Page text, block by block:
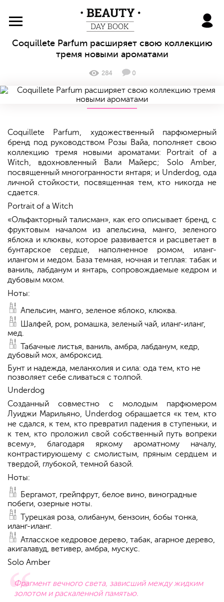
BeautyDayBook
Coquillete Parfum расширяет свою коллекцию
тремя новыми ароматами
284 0
Coquillete Parfum, художественный парфюмерный
бренд под руководством Розы Вайа, пополняет свою
коллекцию тремя новыми ароматами: Portrait of a
Witch, вдохновленный Вали Майерс; Solo Amber,
посвященный многогранности янтаря; и Underdog, ода
личной стойкости, посвященная тем, кто никогда не
сдается.
Portrait of a Witch
«Ольфакторный талисман», как его описывает бренд, с
фруктовым началом из апельсина, манго, зеленого
яблока и клюквы, которое развивается и расцветает в
бунтарское сердце, наполненное ромом, иланг-
илангом и медом. База темная, ночная и теплая: табак и
ваниль, лабданум и янтарь, сопровождаемые кедром и
дубовым мхом.
Ноты:
Апельсин, манго, зеленое яблоко, клюква.
Шалфей, ром, ромашка, зеленый чай, иланг-иланг,
мед.
Табачные листья, ваниль, амбра, лабданум, кедр,
дубовый мох, амброксид.
Бунт и надежда, меланхолия и сила: ода тем, кто не
позволяет себе сливаться с толпой.
Underdog
Созданный совместно с молодым парфюмером
Луиджи Марильяно, Underdog обращается «к тем, кто
не сдался, к тем, кто превратил падения в ступеньки, и
к тем, кто проложил свой собственный путь вопреки
всему», благодаря яркому ароматному началу,
контрастирующему с смолистым, пряным сердцем и
твердой, глубокой, темной базой.
Ноты:
Бергамот, грейпфрут, белое вино, виноградные
побеги, озерные ноты.
Турецкая роза, олибанум, бензоин, бобы тонка,
иланг-иланг.
Атласское кедровое дерево, табак, агарное дерево,
акигалавуд, ветивер, амбра, мускус.
Solo Amber
Фрагмент вечного света, зависший между жидким
золотом и раскаленной памятью.